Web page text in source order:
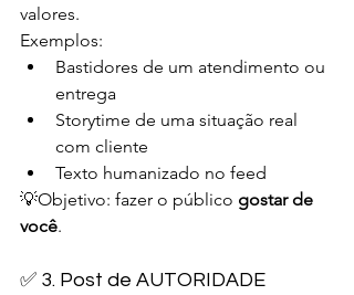
valores.
Exemplos:
Bastidores de um atendimento ou
entrega
Storytime de uma situação real
com cliente
Texto humanizado no feed
💡Objetivo: fazer o público gostar de
você.
✅ 3. Post de AUTORIDADE